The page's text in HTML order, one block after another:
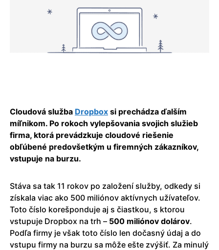
Cloudová služba Dropbox si prechádza ďalším
míľnikom. Po rokoch vylepšovania svojich služieb
firma, ktorá prevádzkuje cloudové riešenie
obľúbené predovšetkým u firemných zákazníkov,
vstupuje na burzu.
Stáva sa tak 11 rokov po založení služby, odkedy si
získala viac ako 500 miliónov aktívnych užívateľov.
Toto číslo korešponduje aj s čiastkou, s ktorou
vstupuje Dropbox na trh – 500 miliónov dolárov.
Podľa firmy je však toto číslo len dočasný údaj a do
vstupu firmy na burzu sa môže ešte zvýšiť. Za minulý